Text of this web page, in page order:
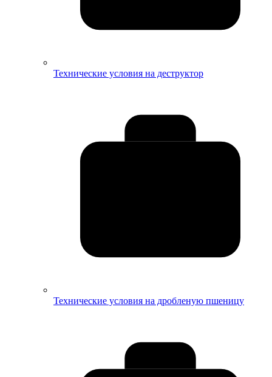
Технические условия на деструктор
Технические условия на дробленую пшеницу